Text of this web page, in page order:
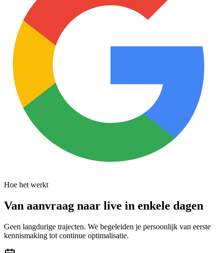
Hoe het werkt
Van aanvraag naar live in enkele dagen
Geen langdurige trajecten. We begeleiden je persoonlijk van eerste
kennismaking tot continue optimalisatie.